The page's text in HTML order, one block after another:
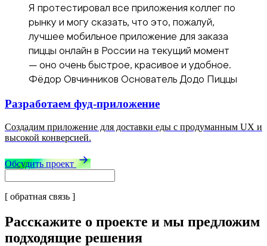
Я протестировал все приложения коллег по
рынку и могу сказать, что это, пожалуй,
лучшее мобильное приложение для заказа
пиццы онлайн в России на текущий момент
— оно очень быстрое, красивое и удобное.
Фёдор Овчинников Основатель Додо Пиццы
Разработаем фуд-приложение
Создадим приложение для доставки еды с продуманным UX и
высокой конверсией.
Обсудить проект
[ обратная связь ]
Расскажите о проекте и мы предложим
подходящие решения